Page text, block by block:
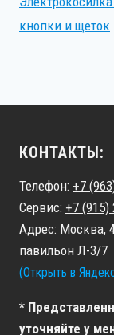
кнопки и щеток
КОНТАКТЫ:
Телефон: +7
Сервис: +7 (915)
Адрес: Москва,
павильон Л-3/7
(Открыть в
*
уточняйте у